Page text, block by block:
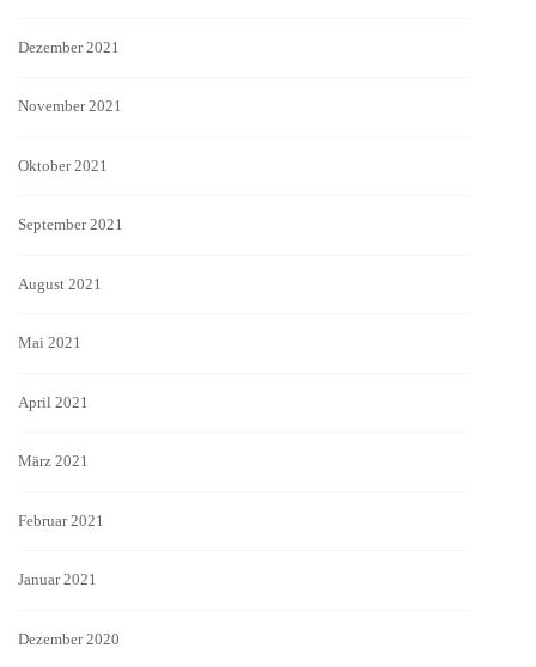
Dezember 2021
November 2021
Oktober 2021
September 2021
August 2021
Mai 2021
April 2021
März 2021
Februar 2021
Januar 2021
Dezember 2020